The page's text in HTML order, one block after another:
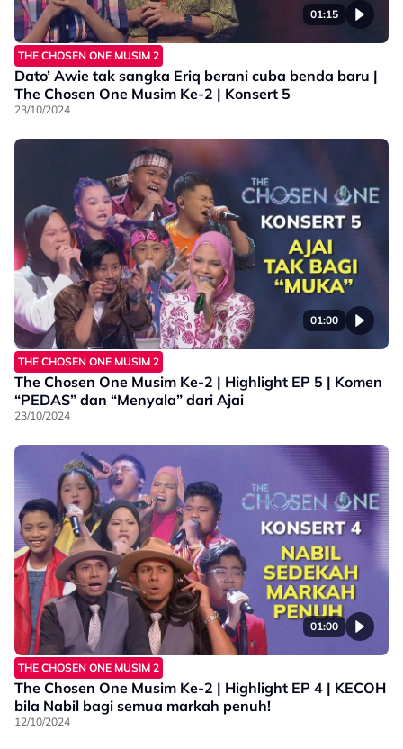
01:15
THE CHOSEN ONE MUSIM 2
Dato’ Awie tak sangka Eriq berani cuba benda baru |
The Chosen One Musim Ke-2 | Konsert 5
23/10/2024
01:00
THE CHOSEN ONE MUSIM 2
The Chosen One Musim Ke-2 | Highlight EP 5 | Komen
“PEDAS” dan “Menyala” dari Ajai
23/10/2024
01:00
THE CHOSEN ONE MUSIM 2
The Chosen One Musim Ke-2 | Highlight EP 4 | KECOH
bila Nabil bagi semua markah penuh!
12/10/2024